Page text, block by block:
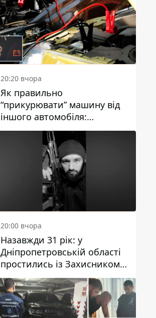
20:20 вчора
Як правильно
“прикурювати” машину від
іншого автомобіля:
інструкція для водіїв
20:00 вчора
Назавжди 31 рік: у
Дніпропетровській області
простились із Захисником
Олександром Рєпіним